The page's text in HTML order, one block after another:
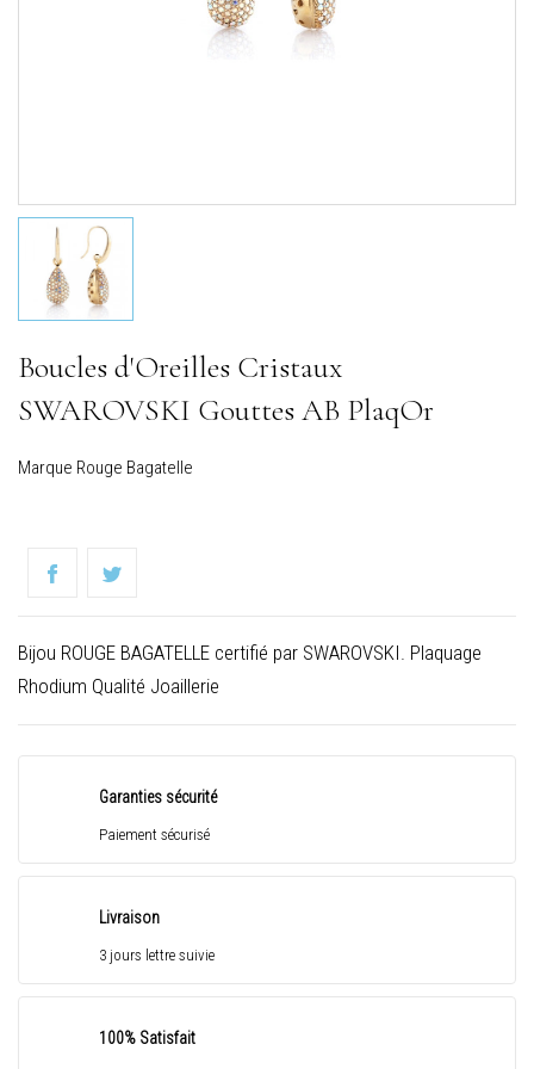
Boucles d'Oreilles Cristaux
SWAROVSKI Gouttes AB PlaqOr
Marque Rouge Bagatelle
Bijou ROUGE BAGATELLE certifié par SWAROVSKI. Plaquage
Rhodium Qualité Joaillerie
Garanties sécurité
Paiement sécurisé
Livraison
3 jours lettre suivie
100% Satisfait